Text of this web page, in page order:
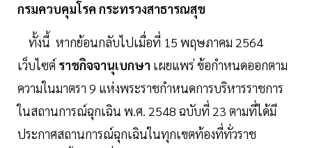
กรมควบคุมโรค กระทรวงสาธารณสุข
ทั้งนี้ หากย้อนกลับไปเมื่อที่ 15 พฤษภาคม 2564
เว็บไซต์ ราชกิจจานุเบกษา เผยแพร่ ข้อกำหนดออกตาม
ความในมาตรา 9 แห่งพระราชกำหนดการบริหารราชการ
ในสถานการณ์ฉุกเฉิน พ.ศ. 2548 ฉบับที่ 23 ตามที่ได้มี
ประกาศสถานการณ์ฉุกเฉินในทุกเขตท้องที่ทั่วราช